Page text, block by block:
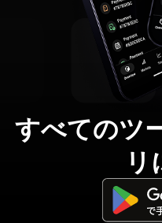
すべてのツ
リ